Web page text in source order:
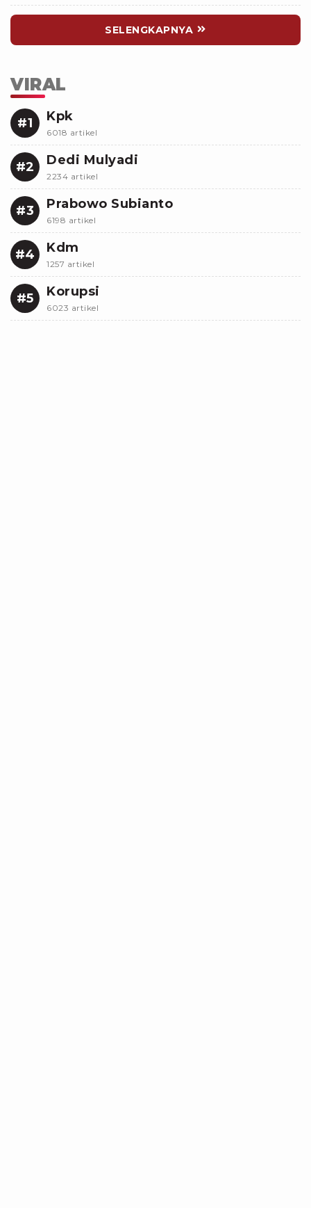
SELENGKAPNYA
VIRAL
#1 Kpk
6018 artikel
#2 Dedi Mulyadi
2234 artikel
#3 Prabowo Subianto
6198 artikel
#4 Kdm
1257 artikel
#5 Korupsi
6023 artikel